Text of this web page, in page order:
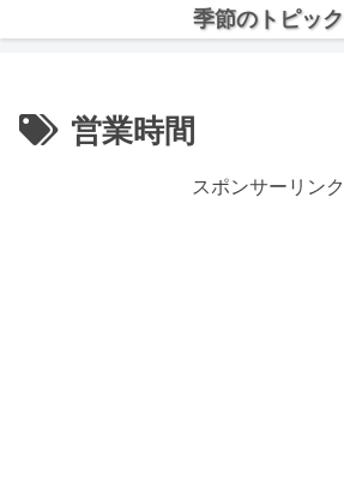
季節のトピック
営業時間
スポンサーリンク